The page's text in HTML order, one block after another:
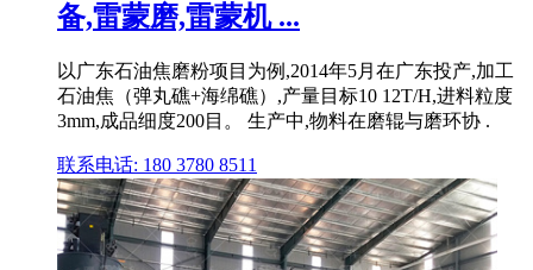
备,雷蒙磨,雷蒙机 ...
以广东石油焦磨粉项目为例,2014年5月在广东投产,加工
石油焦（弹丸礁+海绵礁）,产量目标10 12T/H,进料粒度
3mm,成品细度200目。 生产中,物料在磨辊与磨环协 .
联系电话: 180 3780 8511